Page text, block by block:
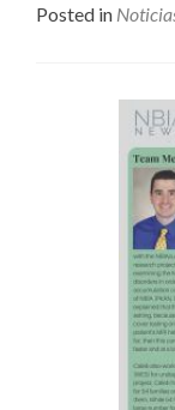
Posted in